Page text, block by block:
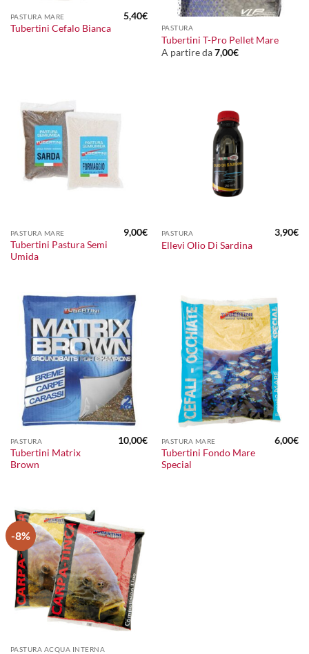
PASTURA MARE
Tubertini Cefalo Bianca
5,40€
PASTURA
Tubertini T-Pro Pellet Mare
A partire da7,00€
PASTURA MARE
Tubertini Pastura Semi
Umida
9,00€ PASTURA
Ellevi Olio Di Sardina
3,90€
PASTURA
Tubertini Matrix
Brown
10,00€ PASTURA MARE
Tubertini Fondo Mare
Special
6,00€
-8%
PASTURA ACQUA INTERNA